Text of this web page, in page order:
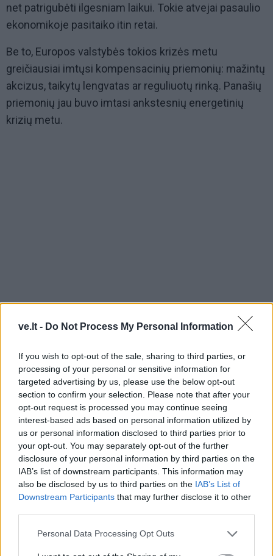
ve.lt - Do Not Process My Personal Information
If you wish to opt-out of the sale, sharing to third parties, or
processing of your personal or sensitive information for
targeted advertising by us, please use the below opt-out
section to confirm your selection. Please note that after your
opt-out request is processed you may continue seeing
interest-based ads based on personal information utilized by
us or personal information disclosed to third parties prior to
your opt-out. You may separately opt-out of the further
disclosure of your personal information by third parties on the
IAB’s list of downstream participants. This information may
also be disclosed by us to third parties on the IAB’s List of
Downstream Participants that may further disclose it to other
Personal Data Processing Opt Outs
net patrigubėti ilgesniam laikui. Tokie atvejai pasaulio
ekonomikoje pasitaiko itin retai.
Be to, Europos valstybės tokios krizės metu
greičiausiai imtųsi kompensacinių priemonių: mažintų
akcizus, taikytų lengvatas ar reguliuotų rinką. Panašių
priemonių jau buvo imtasi ankstesnių energetinių
krizių metu.
Kodėl degalai vis tiek brangsta?
Tai nereiškia, kad vairuotojai neturi dėl ko nerimauti.
Kainų augimas yra realus, tik ne toks dramatiškas, kaip
skelbiama socialiniuose tinkluose.
Lietuvoje degalų kainas šiuo metu spaudžia keli
veiksniai vienu metu:
1. Akcizų didinimas
Nuo šių metų ir artimiausiu laikotarpiu Lietuvoje toliau
didinami akcizai bei atsiranda papildomos CO₂
pokyčių litras kuro gali brangti keliomis dešimtimis